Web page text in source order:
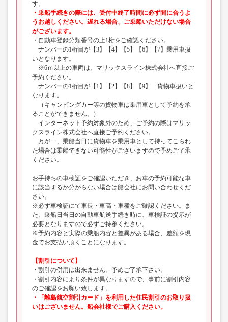
す。
・乗船手続きの際には、受付中終了時間に必ず間に合うよ
うお越しください。遅れる場合、ご乗船いただけない場合
がございます。
・自動車登録分類番号の上1桁をご確認ください。
ナンバーの1桁目が【3】【4】【5】【6】【7】乗用車扱
いとなります。
※6ｍ以上の車両は、マリックスライン株式会社へ直接ご
予約ください。
ナンバーの1桁目が【1】【2】【8】【9】 貨物車扱いと
なります。
（キャンピングカー等の貨物車は乗用車として予約を承
ることができません。）
インターネット予約対象外のため、ご予約の際はマリッ
クスライン株式会社へ直接ご予約ください。
万が一、乗船当日に貨物車を乗用車として持ってこられ
た場合は乗船できない可能性がございますので予めご了承
ください。
お手持ちの車検証をご確認いただき、お車の予約可能な車
に該当するか分からない場合は船会社にお問い合わせくだ
さい。
※必ず車検証にて車長・車高・車種をご確認ください。ま
た、乗船日当日の自動車航送手続き時に、車検証の提示が
必要となりますので必ずご持参ください。
※予約内容と実際の乗船内容と差異がある場合、差額を現
金でお支払い頂くことになります。
【割引について】
・割引の併用は出来ません。予めご了承下さい。
・割引内容により条件が異なりますので、事前に割引内容
のご確認をお願い致します。
・「離島航空割引カード」を利用した住民割引のお取り扱
いはございません。船会社様でご購入ください。